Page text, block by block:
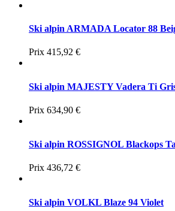
Ski alpin ARMADA Locator 88
Prix 415,92 €
Ski alpin MAJESTY Vadera Ti
Prix 634,90 €
Ski alpin ROSSIGNOL Blackops
Prix 436,72 €
Ski alpin VOLKL Blaze 94 Violet